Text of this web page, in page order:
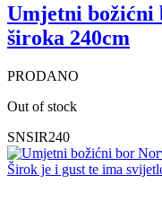
Umjetni božićni
široka 240cm
PRODANO
Out of stock
SNSIR240